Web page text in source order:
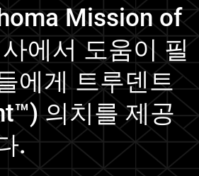
Mission of
에서 도움이 필
에게 트루덴트
의치를 제공
.